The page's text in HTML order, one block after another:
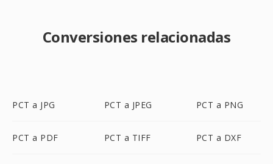
Conversiones relacionadas
PCT a JPG PCT a JPEG PCT a PNG
PCT a PDF PCT a TIFF PCT a DXF